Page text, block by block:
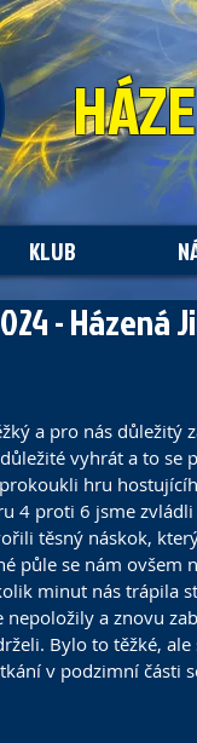
KLUB
-
a pro nás
vyhrát a to
hru
4 proti 6 jsme
těsný náskok,
půle se nám
minut nás trápila
nepoložily a znovu
Bylo to těžké,
v podzimní části